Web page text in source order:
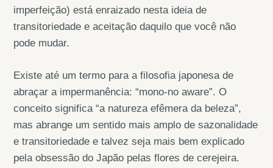
imperfeição) está enraizado nesta ideia de
transitoriedade e aceitação daquilo que você não
pode mudar.
Existe até um termo para a filosofia japonesa de
abraçar a impermanência: “mono-no aware”. O
conceito significa “a natureza efêmera da beleza”,
mas abrange um sentido mais amplo de sazonalidade
e transitoriedade e talvez seja mais bem explicado
pela obsessão do Japão pelas flores de cerejeira.